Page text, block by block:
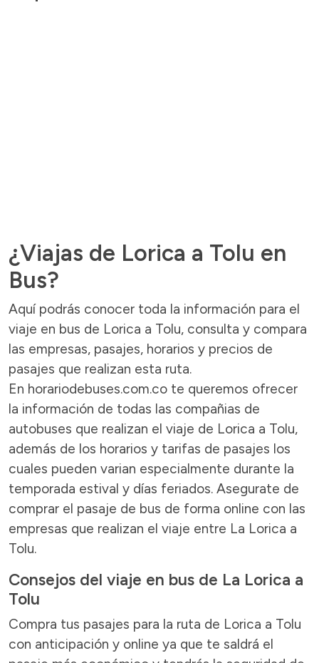
¿Viajas de Lorica a Tolu en
Bus?
Aquí podrás conocer toda la información para el
viaje en bus de Lorica a Tolu, consulta y compara
las empresas, pasajes, horarios y precios de
pasajes que realizan esta ruta.
En horariodebuses.com.co te queremos ofrecer
la información de todas las compañias de
autobuses que realizan el viaje de Lorica a Tolu,
además de los horarios y tarifas de pasajes los
cuales pueden varian especialmente durante la
temporada estival y días feriados. Asegurate de
comprar el pasaje de bus de forma online con las
empresas que realizan el viaje entre La Lorica a
Tolu.
Consejos del viaje en bus de La Lorica a
Tolu
Compra tus pasajes para la ruta de Lorica a Tolu
con anticipación y online ya que te saldrá el